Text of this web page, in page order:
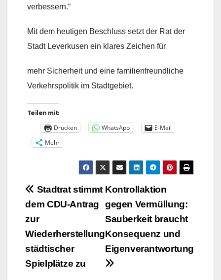
verbessern.“
Mit dem heutigen Beschluss setzt der Rat der
Stadt Leverkusen ein klares Zeichen für
mehr Sicherheit und eine familienfreundliche
Verkehrspolitik im Stadtgebiet.
Teilen mit:
Drucken WhatsApp
E-Mail
Mehr
Beitragsnavigation
Kontrollaktion
gegen Vermüllung:
Sauberkeit braucht
Konsequenz und
Eigenverantwortung
Stadtrat stimmt
dem CDU-Antrag
zur
Wiederherstellung
städtischer
Spielplätze zu